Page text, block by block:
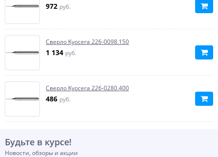
972 руб.
Сверло Kyocera 226-0098.150
1 134 руб.
Сверло Kyocera 226-0280.400
486 руб.
Будьте в курсе!
Новости, обзоры и акции